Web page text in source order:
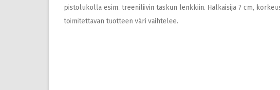
pistolukolla esim. treeniliivin taskun lenkkiin. Halkaisija 7 cm,
toimitettavan tuotteen väri vaihtelee.